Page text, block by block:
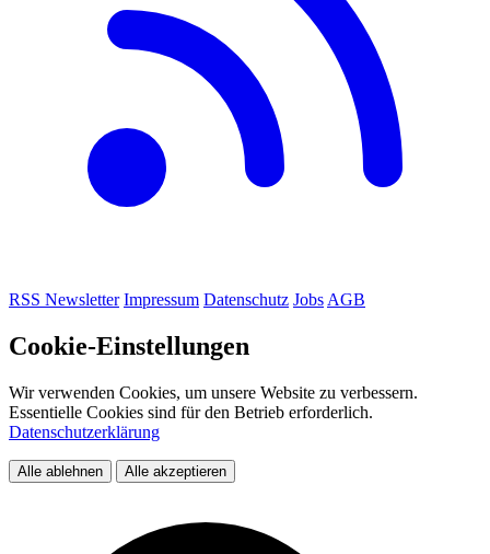
RSS Newsletter Impressum Datenschutz Jobs AGB
Cookie-Einstellungen
Wir verwenden Cookies, um unsere Website zu verbessern.
Essentielle Cookies sind für den Betrieb erforderlich.
Datenschutzerklärung
Alle ablehnen Alle akzeptieren